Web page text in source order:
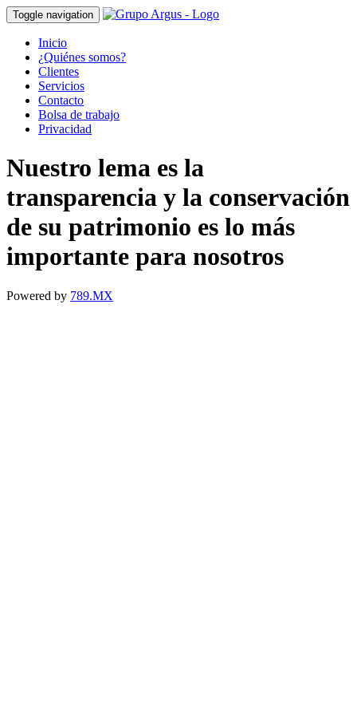
Toggle navigation
Inicio
¿Quiénes somos?
Clientes
Servicios
Contacto
Bolsa de trabajo
Privacidad
Nuestro lema es la
transparencia y la conservación
de su patrimonio es lo más
importante para nosotros
Powered by 789.MX